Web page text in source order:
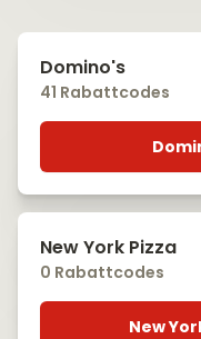
Domino's
41 Rabattcodes
New York Pizza
0 Rabattcodes
New